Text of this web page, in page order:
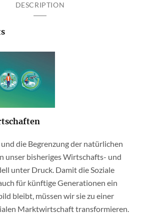
DESCRIPTION
die Begrenzung der natürlichen
unser bisheriges Wirtschafts- und
unter Druck. Damit die Soziale
für künftige Generationen ein
bleibt, müssen wir sie zu einer
Marktwirtschaft transformieren.